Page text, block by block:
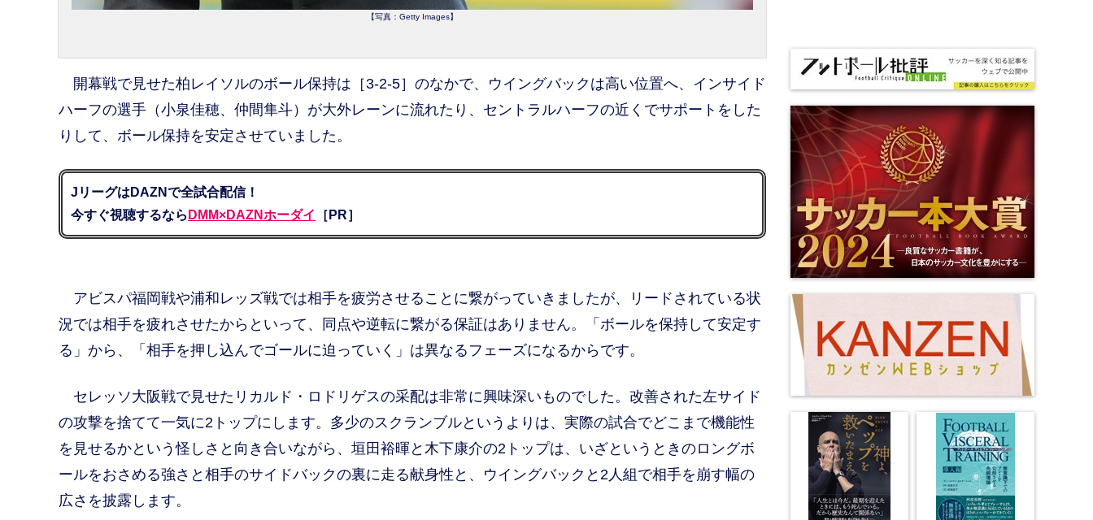
【写真：Getty Images】
開幕戦で見せた柏レイソルのボール保持は［3-2-5］のなかで、ウイングバックは高い位置へ、インサイド
ハーフの選手（小泉佳穂、仲間隼斗）が大外レーンに流れたり、セントラルハーフの近くでサポートをした
りして、ボール保持を安定させていました。
JリーグはDAZNで全試合配信！
今すぐ視聴するなら DMM×DAZNホーダイ ［PR］
アビスパ福岡戦や浦和レッズ戦では相手を疲労させることに繋がっていきましたが、リードされている状
況では相手を疲れさせたからといって、同点や逆転に繋がる保証はありません。「ボールを保持して安定す
る」から、「相手を押し込んでゴールに迫っていく」は異なるフェーズになるからです。
セレッソ大阪戦で見せたリカルド・ロドリゲスの采配は非常に興味深いものでした。改善された左サイド
の攻撃を捨てて一気に2トップにします。多少のスクランブルというよりは、実際の試合でどこまで機能性
を見せるかという怪しさと向き合いながら、垣田裕暉と木下康介の2トップは、いざというときのロングボ
ールをおさめる強さと相手のサイドバックの裏に走る献身性と、ウイングバックと2人組で相手を崩す幅の
広さを披露します。